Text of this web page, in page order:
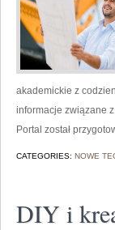
akademickie z
informacje związane
Portal został
CATEGORIES: NOWE
DIY i